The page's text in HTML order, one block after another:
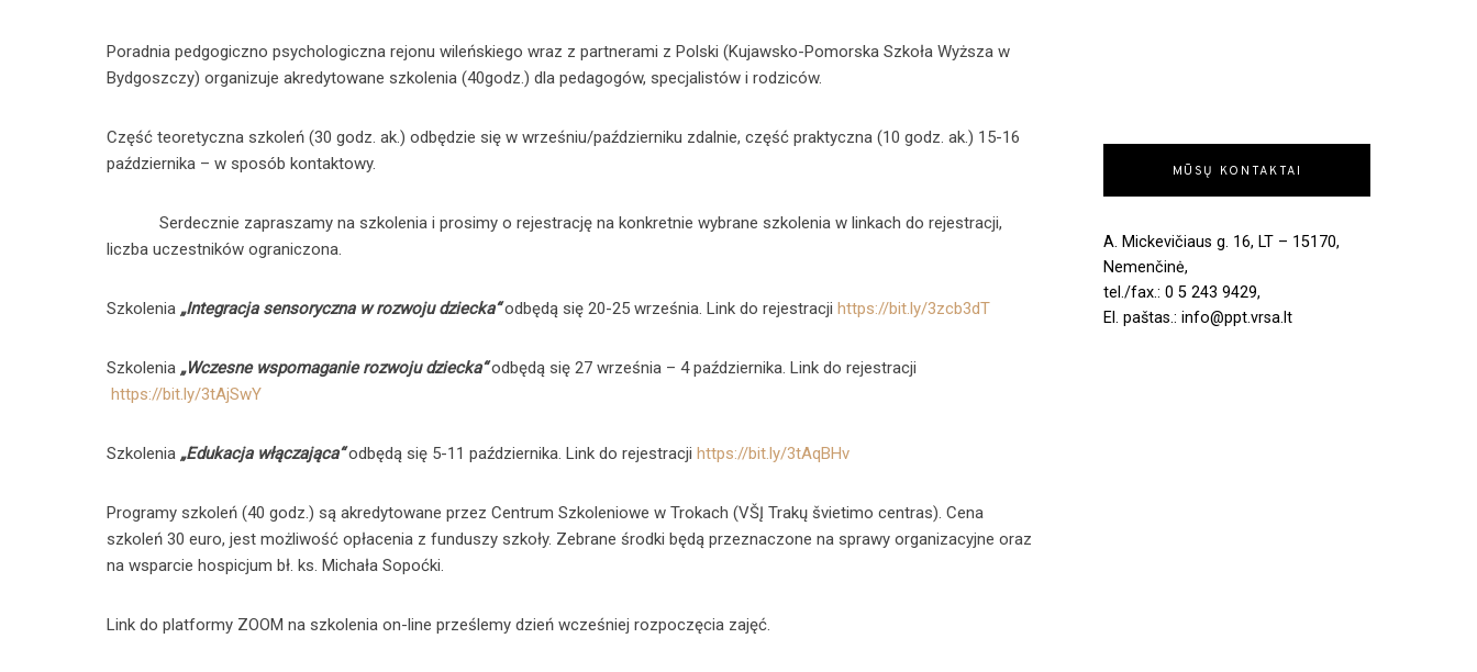
Poradnia pedgogiczno psychologiczna rejonu wileńskiego wraz z partnerami z Polski (Kujawsko-Pomorska Szkoła Wyższa w
Bydgoszczy) organizuje akredytowane szkolenia (40godz.) dla pedagogów, specjalistów i rodziców.
Część teoretyczna szkoleń (30 godz. ak.) odbędzie się w wrześniu/październiku zdalnie, część praktyczna (10 godz. ak.) 15-16
października – w sposób kontaktowy.
Serdecznie zapraszamy na szkolenia i prosimy o rejestrację na konkretnie wybrane szkolenia w linkach do rejestracji,
liczba uczestników ograniczona.
Szkolenia „Integracja sensoryczna w rozwoju dziecka“odbędą się 20-25 września. Link do rejestracjihttps://bit.ly/3zcb3dT
Szkolenia „Wczesne wspomaganie rozwoju dziecka“odbędą się 27 września – 4 października. Link do rejestracji
https://bit.ly/3tAjSwY
Szkolenia „Edukacja włączająca“odbędą się 5-11 października. Link do rejestracjihttps://bit.ly/3tAqBHv
Programy szkoleń (40 godz.) są akredytowane przez Centrum Szkoleniowe w Trokach (VŠĮ Trakų švietimo centras). Cena
szkoleń 30 euro, jest możliwość opłacenia z funduszy szkoły. Zebrane środki będą przeznaczone na sprawy organizacyjne oraz
na wsparcie hospicjum bł. ks. Michała Sopoćki.
Link do platformy ZOOM na szkolenia on-line prześlemy dzień wcześniej rozpoczęcia zajęć.
MŪSŲ KONTAKTAI
A. Mickevičiaus g. 16, LT – 15170,
Nemenčinė,
tel./fax.: 0 5 243 9429,
El. paštas.: info@ppt.vrsa.lt